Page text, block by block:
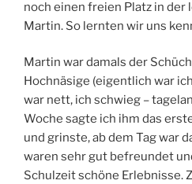
noch einen freien Platz in der
Martin. So lernten wir uns
Martin war damals der
Hochnäsige (eigentlich war
war nett, ich schwieg –
Woche sagte ich ihm das
und grinste, ab dem Tag war
waren sehr gut befreundet
Schulzeit schöne Erlebnisse.